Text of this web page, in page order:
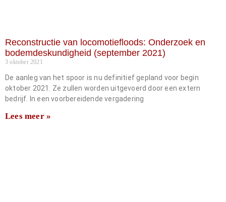
Reconstructie van locomotiefloods: Onderzoek en
bodemdeskundigheid (september 2021)
3 oktober 2021
De aanleg van het spoor is nu definitief gepland voor begin
oktober 2021. Ze zullen worden uitgevoerd door een extern
bedrijf. In een voorbereidende vergadering
Lees meer »